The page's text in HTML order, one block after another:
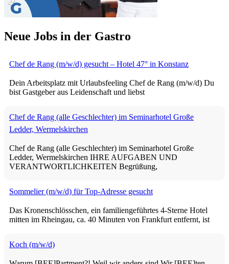
Neue Jobs in der Gastro
Chef de Rang (m/w/d) gesucht – Hotel 47° in Konstanz
Dein Arbeitsplatz mit Urlaubsfeeling Chef de Rang (m/w/d) Du
bist Gastgeber aus Leidenschaft und liebst
Chef de Rang (alle Geschlechter) im Seminarhotel Große
Ledder, Wermelskirchen
Chef de Rang (alle Geschlechter) im Seminarhotel Große
Ledder, Wermelskirchen IHRE AUFGABEN UND
VERANTWORTLICHKEITEN Begrüßung,
Sommelier (m/w/d) für Top-Adresse gesucht
Das Kronenschlösschen, ein familiengeführtes 4-Sterne Hotel
mitten im Rheingau, ca. 40 Minuten von Frankfurt entfernt, ist
Koch (m/w/d)